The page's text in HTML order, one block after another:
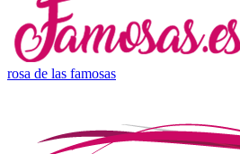
rosa de las famosas